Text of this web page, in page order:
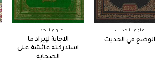
علوم الحديث
الاجابة لإيراد ما
استدركته عائشة على
الصحابة
علوم الحديث
الوضع في الحديث